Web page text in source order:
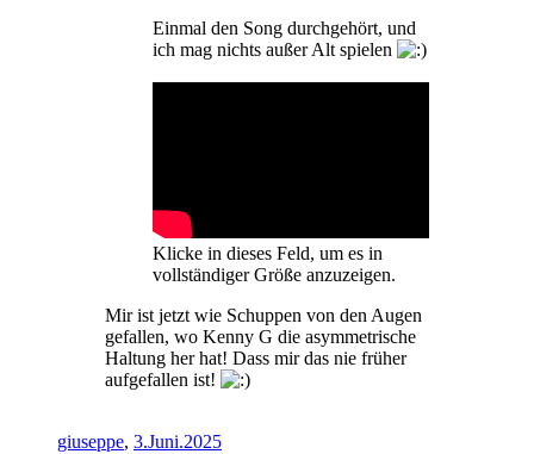
Einmal den Song durchgehört, und
ich mag nichts außer Alt spielen
Klicke in dieses Feld, um es in
vollständiger Größe anzuzeigen.
Mir ist jetzt wie Schuppen von den Augen
gefallen, wo Kenny G die asymmetrische
Haltung her hat! Dass mir das nie früher
aufgefallen ist!
giuseppe, 3.Juni.2025